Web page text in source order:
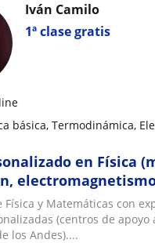
1ª clase gratis
Iván Camilo
básica, Termodinámica,
en Física
etc.)
Física y Matemáticas con
(centros de apoyo
los Andes)....